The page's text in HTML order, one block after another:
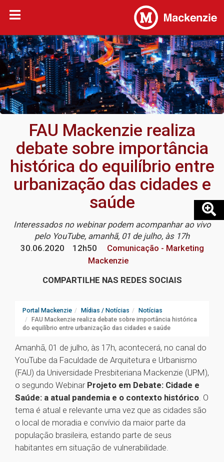
FAU Mackenzie realiza
debate sobre importância
histórica do equilíbrio entre
urbanização das cidades e
saúde
Interessados no webinar podem acompanhar ao vivo
pelo YouTube, amanhã, 01 de julho, às 17h
30.06.2020
12h50
Comunicação - Marketing
Mackenzie
COMPARTILHE NAS REDES SOCIAIS
Portal Mackenzie Mídias / Notícias
Notícias
FAU Mackenzie realiza debate sobre importância histórica
do equilíbrio entre urbanização das cidades e saúde
Amanhã, 01 de julho, às 17h, acontecerá, no canal do
YouTube da Faculdade de Arquitetura e Urbanismo
(FAU) da Universidade Presbiteriana Mackenzie (UPM),
o segundo Webinar Projeto em Debate: Cidade e
Saúde: a atual pandemia e o contexto histórico. O
tema é atual e relevante uma vez que as cidades são
o local de moradia e convívio da maior parte da
população brasileira, estando parte de seus
habitantes em situação de vulnerabilidade.